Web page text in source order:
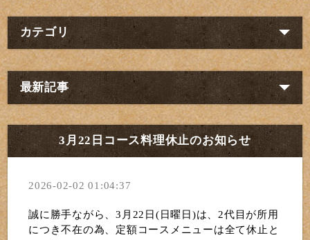
カテゴリ
最新記事
3月22日コース料理休止のお知らせ
2026-02-02 01:04:37
誠に勝手ながら、3月22日(日曜日)は、2代目が所用
につき不在の為、定額コースメニューは全て休止と